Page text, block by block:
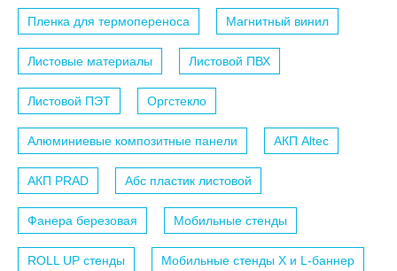
Пленка для термопереноса Магнитный винил
Листовые материалы Листовой ПВХ
Листовой ПЭТ Оргстекло
Алюминиевые композитные панели АКП Altec
АКП PRAD Абс пластик листовой
Фанера березовая Мобильные стенды
ROLL UP стенды Мобильные стенды X и L-баннер